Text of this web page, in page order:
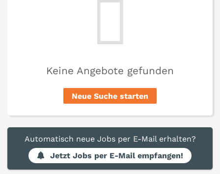
Keine Angebote gefunden
Neue Suche starten
Automatisch neue Jobs per E-Mail erhalten?
Jetzt Jobs per E-Mail empfangen!